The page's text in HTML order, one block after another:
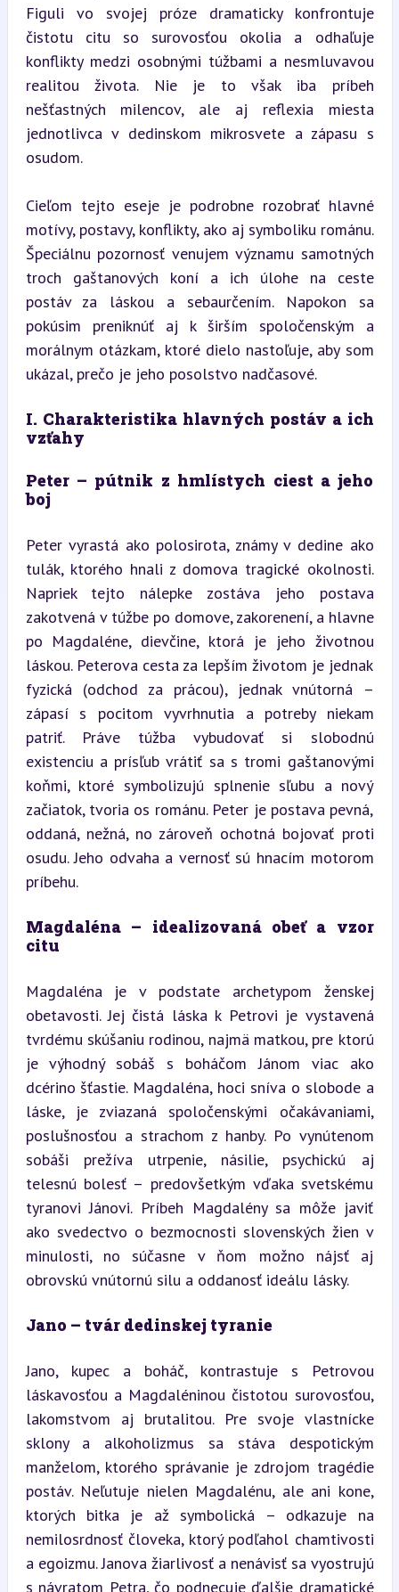
Figuli vo svojej próze dramaticky konfrontuje
čistotu citu so surovosťou okolia a odhaľuje
konflikty medzi osobnými túžbami a nesmluvavou
realitou života. Nie je to však iba príbeh
nešťastných milencov, ale aj reflexia miesta
jednotlivca v dedinskom mikrosvete a zápasu s
osudom.
Cieľom tejto eseje je podrobne rozobrať hlavné
motívy, postavy, konflikty, ako aj symboliku románu.
Špeciálnu pozornosť venujem významu samotných
troch gaštanových koní a ich úlohe na ceste
postáv za láskou a sebaurčením. Napokon sa
pokúsim preniknúť aj k širším spoločenským a
morálnym otázkam, ktoré dielo nastoľuje, aby som
ukázal, prečo je jeho posolstvo nadčasové.
I. Charakteristika hlavných postáv a ich
vzťahy
Peter – pútnik z hmlístych ciest a jeho
boj
Peter vyrastá ako polosirota, známy v dedine ako
tulák, ktorého hnali z domova tragické okolnosti.
Napriek tejto nálepke zostáva jeho postava
zakotvená v túžbe po domove, zakorenení, a hlavne
po Magdaléne, dievčine, ktorá je jeho životnou
láskou. Peterova cesta za lepším životom je jednak
fyzická (odchod za prácou), jednak vnútorná –
zápasí s pocitom vyvrhnutia a potreby niekam
patriť. Práve túžba vybudovať si slobodnú
existenciu a prísľub vrátiť sa s tromi gaštanovými
koňmi, ktoré symbolizujú splnenie sľubu a nový
začiatok, tvoria os románu. Peter je postava pevná,
oddaná, nežná, no zároveň ochotná bojovať proti
osudu. Jeho odvaha a vernosť sú hnacím motorom
príbehu.
Magdaléna – idealizovaná obeť a vzor
citu
Magdaléna je v podstate archetypom ženskej
obetavosti. Jej čistá láska k Petrovi je vystavená
tvrdému skúšaniu rodinou, najmä matkou, pre ktorú
je výhodný sobáš s boháčom Jánom viac ako
dcérino šťastie. Magdaléna, hoci sníva o slobode a
láske, je zviazaná spoločenskými očakávaniami,
poslušnosťou a strachom z hanby. Po vynútenom
sobáši prežíva utrpenie, násilie, psychickú aj
telesnú bolesť – predovšetkým vďaka svetskému
tyranovi Jánovi. Príbeh Magdalény sa môže javiť
ako svedectvo o bezmocnosti slovenských žien v
minulosti, no súčasne v ňom možno nájsť aj
obrovskú vnútornú silu a oddanosť ideálu lásky.
Jano – tvár dedinskej tyranie
Jano, kupec a boháč, kontrastuje s Petrovou
láskavosťou a Magdaléninou čistotou surovosťou,
lakomstvom aj brutalitou. Pre svoje vlastnícke
sklony a alkoholizmus sa stáva despotickým
manželom, ktorého správanie je zdrojom tragédie
postáv. Neľutuje nielen Magdalénu, ale ani kone,
ktorých bitka je až symbolická – odkazuje na
nemilosrdnosť človeka, ktorý podľahol chamtivosti
a egoizmu. Janova žiarlivosť a nenávisť sa vyostrujú
s návratom Petra, čo podnecuje ďalšie dramatické